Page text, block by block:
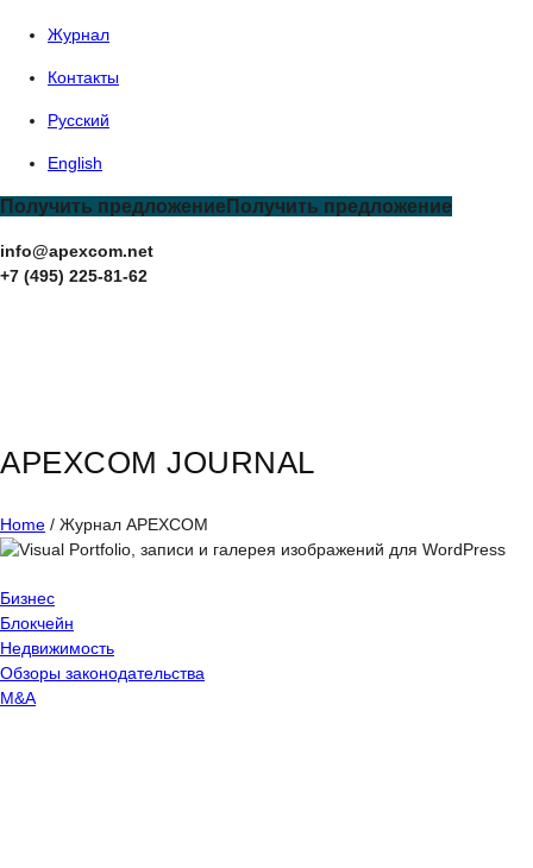
Журнал
Контакты
Русский
English
Получить предложение Получить предложение
info@apexcom.net
+7 (495) 225-81-62
APEXCOM JOURNAL
Home / Журнал APEXCOM
Бизнес
Блокчейн
Недвижимость
Обзоры законодательства
M&A